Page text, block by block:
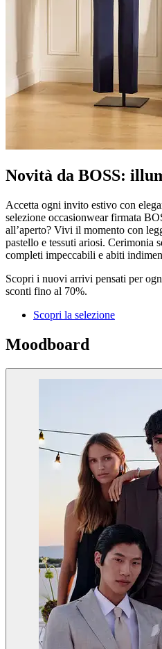
Novità da BOSS:
Accetta ogni invito estivo con
selezione occasionwear firmata
all’aperto? Vivi il momento con
pastello e tessuti ariosi. Cerimonia
completi impeccabili e abiti
Scopri i nuovi arrivi pensati per
sconti fino al 70%.
Scopri la selezione
Moodboard